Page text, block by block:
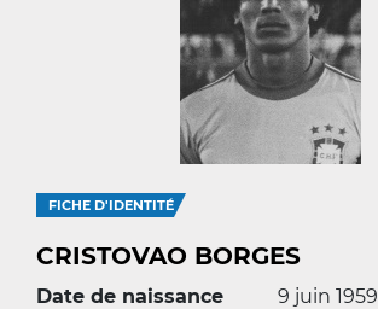
FICHE D'IDENTITÉ
CRISTOVAO BORGES
Date de naissance
9 juin 1959